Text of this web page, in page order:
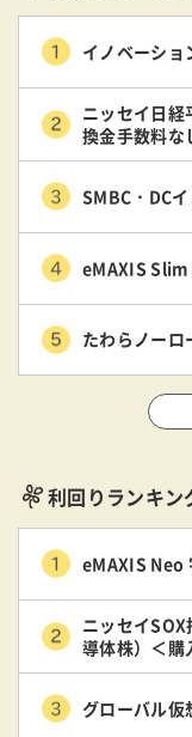
イノベーショ
ニッセイ日経
換金手数料な
SMBC・DC
eMAXIS Slim
たわらノーロ
利回りランキン
eMAXIS Neo
ニッセイ
導体株）＜購
グローバル仮